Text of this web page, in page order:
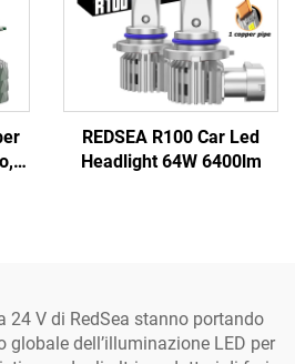
REDSEA R100 Car Led
Headlight 64W 6400lm
24 V di RedSea stanno portando
globale dell’illuminazione LED per